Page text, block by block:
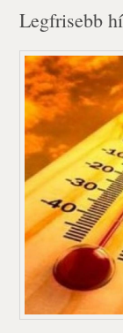
Legfrisebb